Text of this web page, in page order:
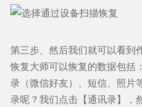
第三步、然后我们就可以看到
恢复大师可以恢复的数据包括
录（微信好友）、短信、照片
录呢？我们点击【通讯录】，